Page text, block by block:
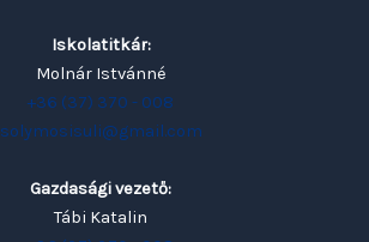
Iskolatitkár:
Molnár Istvánné
+36 (37) 370 - 008
solymosisuli@gmail.com
Gazdasági vezető:
Tábi Katalin